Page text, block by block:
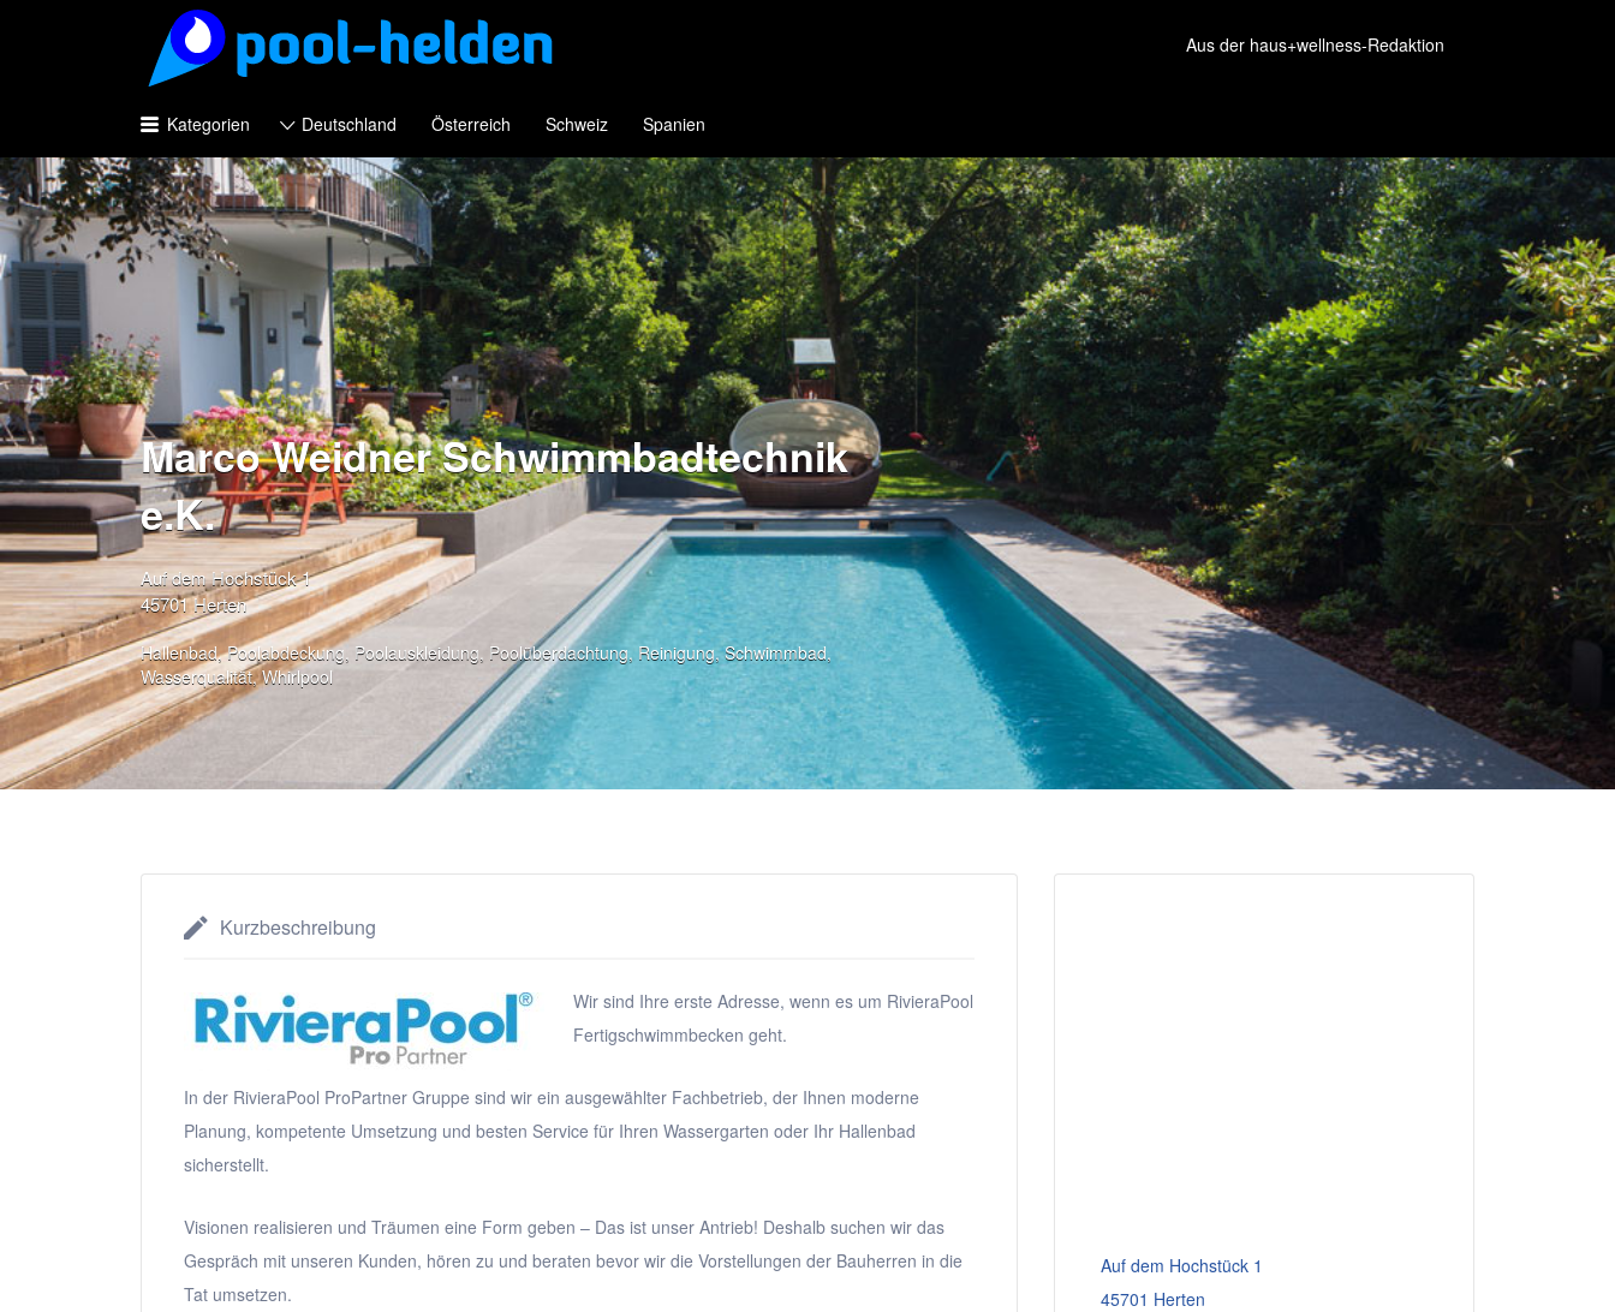
Aus der haus+wellness-Redaktion
Suchen
nach:
Kategorien Deutschland Österreich Schweiz Spanien
Marco Weidner Schwimmbadtechnik
e.K.
Auf dem Hochstück 1
45701 Herten
Hallenbad,Poolabdeckung Poolauskleidung, Poolüberdachtung, Reinigung,Schwimmbad,
Wasserqualität,Whirlpool
Kurzbeschreibung
Wir sind Ihre erste Adresse, wenn es um RivieraPool
Fertigschwimmbecken geht.
In der RivieraPool ProPartner Gruppe sind wir ein ausgewählter Fachbetrieb, der Ihnen moderne
Planung, kompetente Umsetzung und besten Service für Ihren Wassergarten oder Ihr Hallenbad
sicherstellt.
Visionen realisieren und Träumen eine Form geben – Das ist unser Antrieb! Deshalb suchen wir das
Gespräch mit unseren Kunden, hören zu und beraten bevor wir die Vorstellungen der Bauherren in die
Tat umsetzen.
Auf dem Hochstück 1
45701 Herten